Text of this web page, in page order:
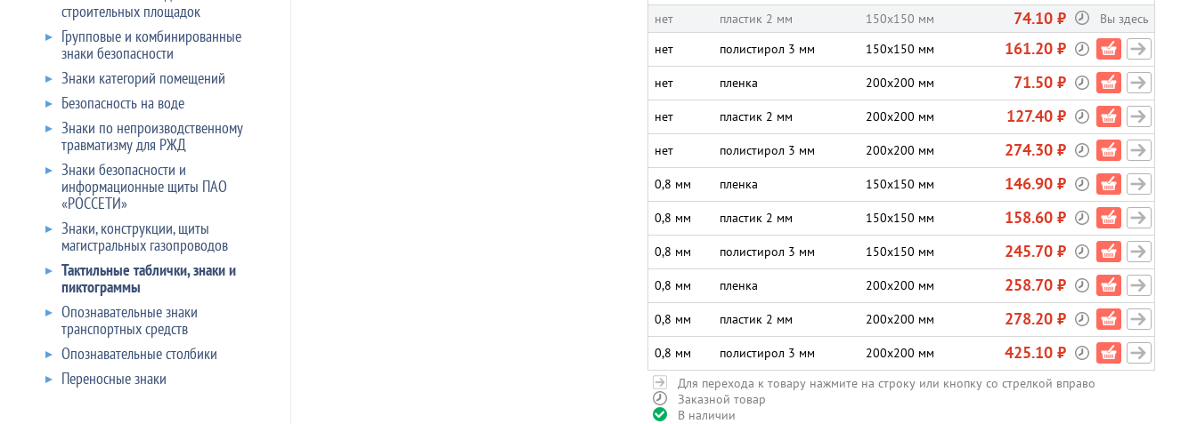
строительных площадок
Групповые и комбинированные
знаки безопасности
Знаки категорий помещений
Безопасность на воде
Знаки по непроизводственному
травматизму для РЖД
Знаки безопасности и
информационные щиты ПАО
«РОССЕТИ»
Знаки, конструкции, щиты
магистральных газопроводов
Тактильные таблички, знаки и
пиктограммы
Опознавательные знаки
транспортных средств
Опознавательные столбики
Переносные знаки
нет пластик 2 мм 150х150 мм 74.10 ₽
Вы здесь
нет
полистирол 3 мм 150х150 мм 161.20 ₽
нет пленка 200х200 мм 71.50 ₽
нет пластик 2 мм 200х200 мм 127.40 ₽
нет полистирол 3 мм 200х200 мм 274.30 ₽
0,8 мм пленка 150х150 мм 146.90 ₽
0,8 мм пластик 2 мм 150х150 мм 158.60 ₽
0,8 мм полистирол 3 мм 150х150 мм 245.70 ₽
0,8 мм пленка 200х200 мм 258.70 ₽
0,8 мм пластик 2 мм 200х200 мм 278.20 ₽
0,8 мм полистирол 3 мм 200х200 мм 425.10 ₽
Для перехода к товару нажмите на строку или кнопку со стрелкой вправо
Заказной товар
В наличии